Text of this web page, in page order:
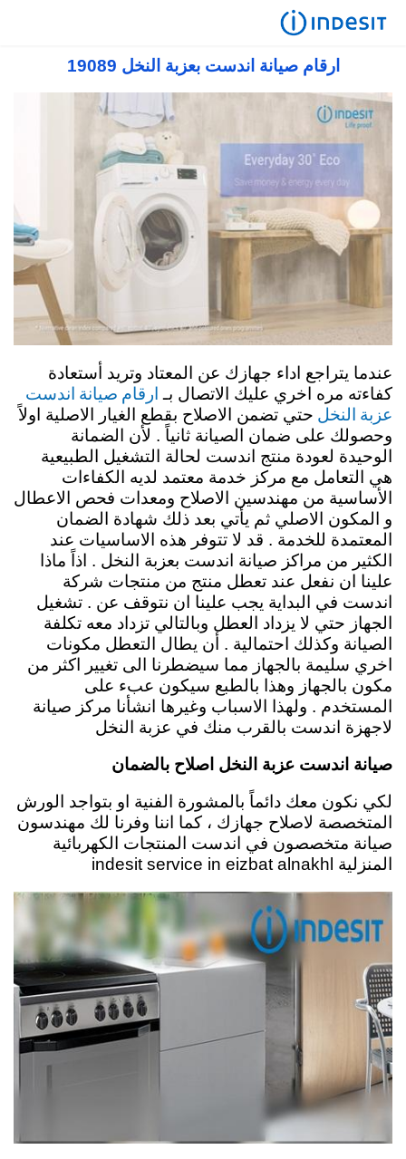
ارقام صيانة اندست بعزبة النخل 19089
عندما يتراجع اداء جهازك عن المعتاد وتريد أستعادة
كفاءته مره اخري عليك الاتصال بـ ارقام صيانة اندست
عزبة النخل حتي تضمن الاصلاح بقطع الغيار الاصلية اولاً
وحصولك على ضمان الصيانة ثانياً . لأن الضمانة
الوحيدة لعودة منتج اندست لحالة التشغيل الطبيعية
هي التعامل مع مركز خدمة معتمد لديه الكفاءات
الأساسية من مهندسين الاصلاح ومعدات فحص الاعطال
و المكون الاصلي ثم يأتي بعد ذلك شهادة الضمان
المعتمدة للخدمة . قد لا تتوفر هذه الاساسيات عند
الكثير من مراكز صيانة اندست بعزبة النخل . اذاً ماذا
علينا ان نفعل عند تعطل منتج من منتجات شركة
اندست في البداية يجب علينا ان نتوقف عن . تشغيل
الجهاز حتي لا يزداد العطل وبالتالي تزداد معه تكلفة
الصيانة وكذلك احتمالية . أن يطال التعطل مكونات
اخري سليمة بالجهاز مما سيضطرنا الى تغيير اكثر من
مكون بالجهاز وهذا بالطبع سيكون عبء على
المستخدم . ولهذا الاسباب وغيرها انشأنا مركز صيانة
لاجهزة اندست بالقرب منك في عزبة النخل
صيانة اندست عزبة النخل اصلاح بالضمان
لكي نكون معك دائماً بالمشورة الفنية او بتواجد الورش
المتخصصة لاصلاح جهازك ، كما اننا وفرنا لك مهندسون
صيانة متخصصون في اندست المنتجات الكهربائية
المنزلية indesit service in eizbat alnakhl
اندست توكيل معتمد